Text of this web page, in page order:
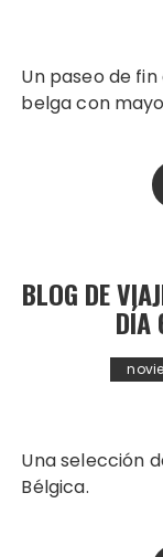
Un paseo de fin de semana por Brujas, la ciudad
belga con
BLOG DE
DÍA
Una selección de fotos del recorrido por Brujas,
Bélgica.